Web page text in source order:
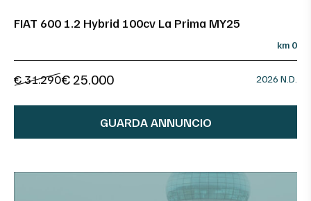
FIAT 600 1.2 Hybrid 100cv La Prima MY25
km 0
€ 31.290€ 25.000 2026 N.D.
GUARDA ANNUNCIO